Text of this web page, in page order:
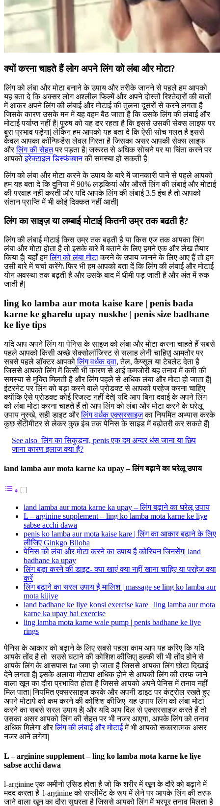
क्यों करना चाहते हैं लोग अपने लिंग को लंबा और मोटा?
लिंग को लंबा और मोटा बनाने के उपाय और तरीके जानने से पहले हम आपको
यह बता दे कि अक्सर लोग अश्लील फिल्में और अपने दोस्तों रिश्तेदारों की बातों
में आकर अपने लिंग की लंबाई और मोटाई की तुलना दूसरों से करने लगता है
जिसके कारण उसके मन में यह वहम बैठ जाता है कि उसके लिंग की लंबाई और
मोटाई पर्याप्त नहीं है| पुरुष को यह डर रहता है कि इससे उसकी सेक्स लाइफ पर
बुरा प्रभाव पड़ेगा| लेकिन हम आपको यह बता दे कि ऐसी सोच गलत है इससे
केवल आपका कॉन्फिडेंस लेवल गिरता है जिसका असर आपकी सेक्स लाइफ
औरलिंग की सेहतपर पड़ता है| जरूरत से अधिक सोचने पर या चिंता करने पर
आपकोइरेक्टाइल डिस्फंक्शनकी समस्या हो सकती है|
लिंग को लंबा और मोटा करने के उपाय के बारे में जानकारी पाने से पहले आपको
हम यह बता दे कि दुनिया में 90% लड़कियां और औरतें लिंग की लंबाई और मोटाई
की परवाह नहीं करती और यदि आपके लिंग की लंबाई 3.5 इंच है तो आपको
संतान प्राप्ति में भी कोई दिक्कत नहीं आती|
लिंग का साइज़ या लम्बाई मोटाई कितनी उम्र तक बढती है?
लिंग की लंबाई मोटाई किस उम्र तक बढ़ती है या किस एज तक आपका लिंग
लंबा और मोटा होता है तो इसके बारे में बताने के लिए हमने एक और लेख तैयार
किया है| यहाँ हमलिंग को लंबा मोटाकरने के उपाय जानने के लिए आए हैं तो हम
उसी बारे में चर्चा करेंगे\ फिर भी हम आपको बता दें कि लिंग की लंबाई और मोटाई
योन अवस्था तक बढ़ती है और उसके बाद में धीमी पड़ जाती है और अंत में रुक
जाती है|
ling ko lamba aur mota kaise kare | penis bada
karne ke gharelu upay nuskhe | penis size badhane
ke liye tips
यदि आप अपने लिंग या पेनिस के साइज को लंबा और मोटा करना चाहते हैं सबसे
पहले आपको किसी अच्छे सेक्सोलॉजिस्ट से सलाह लेनी चाहिए| आमतौर पर
सबसे पहले डॉक्टर आपकोलिंग वर्धक दवा, तेल, कैप्सूल या टेबलेट देता है
जिससे आपको लिंग में किसी भी कारण से आई कमजोरी यह तनाव में कमी की
समस्या से मुक्ति मिलती है और लिंग पहले से अधिक लंबा और मोटा हो जाता है|
इंटरनेट पर लिंग को बड़ा करने वाले प्रोडक्ट से आपको परहेज करना चाहिए
क्योंकि ऐसे प्रोडक्ट कोई रिजल्ट नहीं देते| यदि आप बिना दवाई के अपने लिंग
को लंबा मोटा करना चाहते हैं तो आप लिंग को लंबा और मोटा करने के घरेलू
उपाय नुस्खे, सही डाइट औरलिंग वर्धक एक्सरसाइजका नियमित अभ्यास करके
कुछ सेंटीमीटर से लेकर कुछ इंच तक पेनिस के साइड में बढ़ोतरी कर सकते हैं|
See also लिंग का सिकुड़ना, penis एक दम अन्दर धंस जाना या छिप
जाना कारण इलाज क्या है?
land lamba aur mota karne ka upay – लिंग बढ़ाने का घरेलू उपाय
land lamba aur mota karne ka upay – लिंग बढ़ाने का घरेलू उपाय
L – arginine supplement – ling ko lamba mota karne ke liye
sabse acchi dawa
penis ko lamba aur mota kaise kare | लिंग का आकार बढ़ाने के लिए
लीजिए Ginkgo Biloba
पेनिस को लंबा और मोटा करने का उपाय है कोरियन जिनसेंग| land
badhane ka upay
लिंग बड़ा करने की डाइट- क्या खाएं क्या नहीं खाना चाहिए या परहेज क्या
करें
लिंग बढ़ाने का सरल उपाय है मालिश | massage se ling ko lamba aur
mota kijiye
land badhane ke liye konsi exercise kare | ling lamba aur mota
karne ka upay hai exercise
ling lamba mota karne wale pump | penis badhane ke liye
rings
पेनिस के आकार को बढ़ाने के लिए सबसे पहला काम आप यह करिए कि यदि
आपके तोंद है तो सउसे घटाने की कोशिश कीजिए| हल्की सी भी तोंद होने से
आपके लिंग के आसपास fat जमा हो जाता है जिससे आपका लिंग छोटा दिखाई
देने लगता है| इसके अलावा मोटापा अधिक होने से आपकी लिंग की तरफ जाने
वाला खून का दौरा प्रभावित होता है जिससे आपको अपने पेनिस में तनाव नहीं
मिल पाता| नियमित एक्सरसाइज करके और अपनी डाइट पर कंट्रोल रखते हुए
अपने मोटापे को कम करने की कोशिश कीजिए| यह उपाय लिंग को लंबा मोटा
करने का सबसे सरल उपाय है| और यदि आप दिल से एक्सरसाइज करते हैं तो
उसका असर आपको लिंग की सेहत पर भी नजर आएगा, आपके लिंग को तनाव
अधिक मिलेगा औरलिंग की लंबाई और मोटाईमें भी आपको सकारात्मक असर
नजर आने लगेगा|
L – arginine supplement – ling ko lamba mota karne ke liye
sabse acchi dawa
l-arginine एक अमीनो एसिड होता है जो कि शरीर में खून के दौरे को बढ़ाने में
मदद करता है| l-arginine को सप्लीमेंट के रूप में लेने पर आपके लिंग की तरफ
जाने वाला खून का दौरा सुधरता है जिससे आपको लिंग में भरपूर तनाव मिलता है